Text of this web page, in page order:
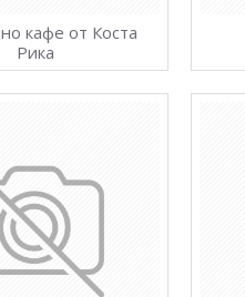
кафе от Коста
Рика